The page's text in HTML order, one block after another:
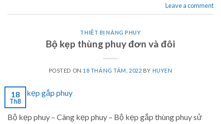
Leave a comment
THIẾT BỊ NÂNG PHUY
Bộ kẹp thùng phuy đơn và đôi
POSTED ON 18 THÁNG TÁM, 2022 BY HUYEN
18
Th8
Bộ kẹp phuy – Càng kẹp phuy – Bộ kẹp gắp thùng phuy sử